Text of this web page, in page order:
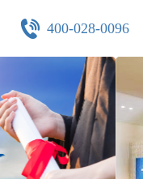
400-028-0096